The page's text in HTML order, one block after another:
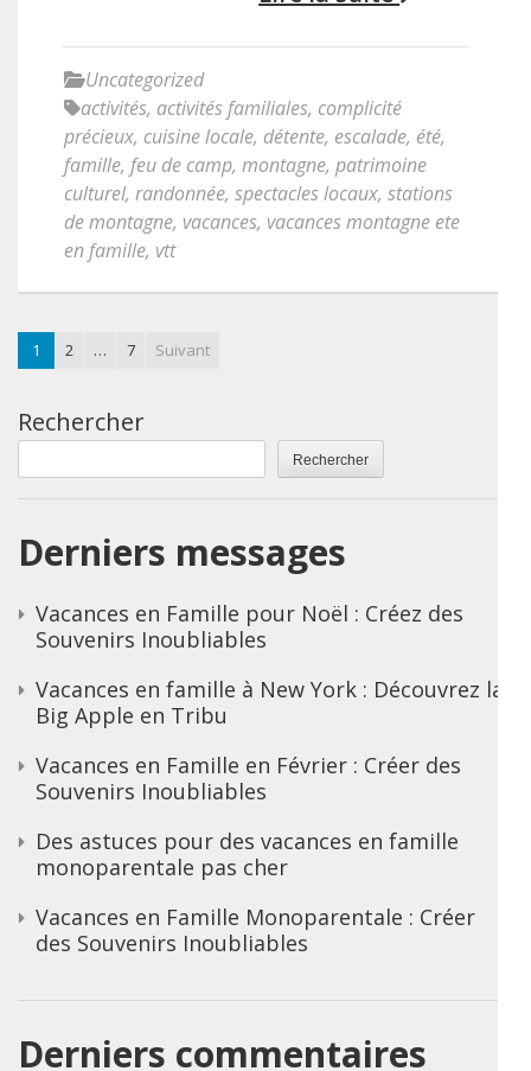
Uncategorized
activités, activités familiales, complicité
précieux, cuisine locale, détente, escalade, été,
famille, feu de camp, montagne, patrimoine
culturel, randonnée, spectacles locaux, stations
de montagne, vacances, vacances montagne ete
en famille, vtt
1 2 … 7 Suivant
Rechercher
Rechercher
Derniers messages
Vacances en Famille pour Noël : Créez des
Souvenirs Inoubliables
Vacances en famille à New York : Découvrez la
Big Apple en Tribu
Vacances en Famille en Février : Créer des
Souvenirs Inoubliables
Des astuces pour des vacances en famille
monoparentale pas cher
Vacances en Famille Monoparentale : Créer
des Souvenirs Inoubliables
Derniers commentaires